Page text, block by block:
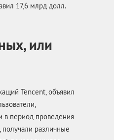
17,6 млрд долл.
или
Tencent, объявил
в период проведения
различные